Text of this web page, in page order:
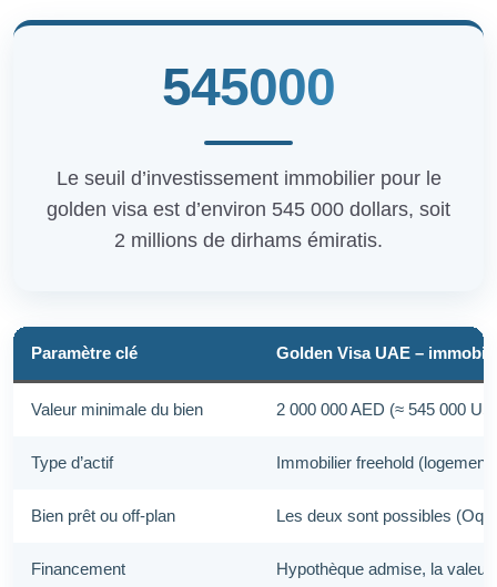
545000
Le seuil d’investissement immobilier pour le
golden visa est d’environ 545 000 dollars, soit
2 millions de dirhams émiratis.
Paramètre clé Golden Visa UAE –
Valeur minimale du bien 2 000 000 AED (≈ 545 000
Type d’actif Immobilier freehold (logement
Bien prêt ou off-plan Les deux sont possibles
Financement Hypothèque admise, la